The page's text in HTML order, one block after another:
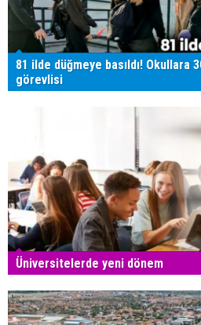
81 ilde düğmeye basıldı! Okullara
görevlisi
Üniversitelerde yeni dönem